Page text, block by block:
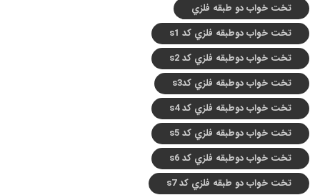
تخت خواب دو طبقه فلزي
تخت خواب دوطبقه فلزي کد s1
تخت خواب دوطبقه فلزي کد s2
تخت خواب دوطبقه فلزي کدs3
تخت خواب دوطبقه فلزي کد s4
تخت خواب دوطبقه فلزي کد s5
تخت خواب دوطبقه فلزي کد s6
تخت خواب دو طبقه فلزي کد s7